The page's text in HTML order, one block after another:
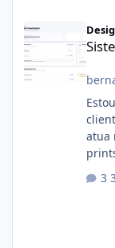
atua
com